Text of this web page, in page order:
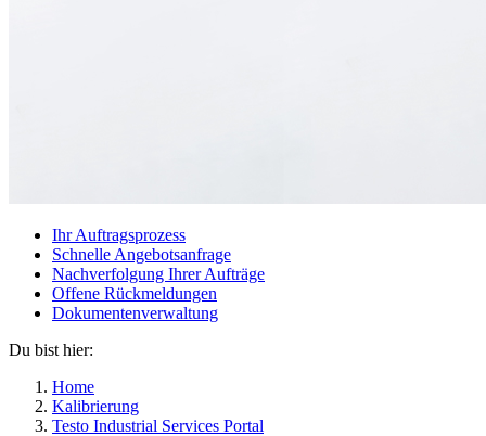
Ihr Auftragsprozess
Schnelle Angebotsanfrage
Nachverfolgung Ihrer Aufträge
Offene Rückmeldungen
Dokumentenverwaltung
Du bist hier:
Home
Kalibrierung
Testo Industrial Services Portal